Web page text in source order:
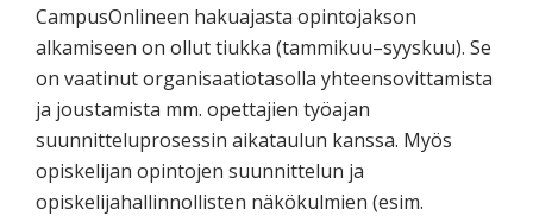
CampusOnlineen hakuajasta opintojakson
alkamiseen on ollut tiukka (tammikuu–syyskuu). Se
on vaatinut organisaatiotasolla yhteensovittamista
ja joustamista mm. opettajien työajan
suunnitteluprosessin aikataulun kanssa. Myös
opiskelijan opintojen suunnittelun ja
opiskelijahallinnollisten näkökulmien (esim.